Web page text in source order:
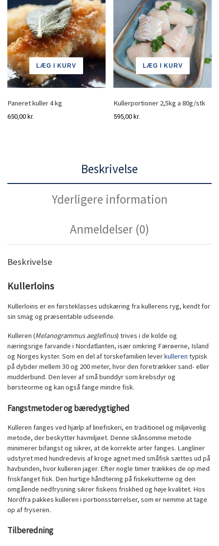
Paneret kuller 4 kg
650,00 kr.
LÆG I KURV
Kullerportioner 2,5kg a 80g/stk
595,00kr.
LÆG I KURV
Beskrivelse
Yderligere information
Anmeldelser (0)
Beskrivelse
Kullerloins
Kullerloins er en førsteklasses udskæring fra kullerens ryg, kendt for
sin smag og præsentable udseende.
Kulleren (Melanogrammus aeglefinus) trives i de kolde og
næringsrige farvande i Nordatlanten, især omkring Færøerne, Island
og Norges kyster. Som en del af torskefamilien leverkulleren typisk
på dybder mellem 30 og 200 meter, hvor den foretrækker sand- eller
mudderbund. Den lever af små bunddyr som krebsdyr og
børsteorme og kan også fange mindre fisk.
Fangstmetoder og bæredygtighed
Kulleren fanges ved hjælp af linefiskeri, en traditionel og miljøvenlig
metode, der beskytter havmiljøet. Denne skånsomme metode
minimerer bifangst og sikrer, at de korrekte arter fanges. Langliner
udstyret med hundredevis af kroge agnet med småfisk sættes ud på
havbunden, hvor kulleren jager. Efter nogle timer trækkes de op med
friskfanget fisk. Den hurtige håndtering på fiskekutterne og den
omgående nedfrysning sikrer fiskens friskhed og høje kvalitet. Hos
Nordfra pakkes kulleren i portionsstørrelser, som er nemme at tage
op af fryseren.
Tilberedning